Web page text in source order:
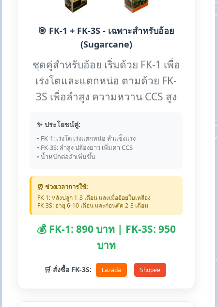
🎯 FK-1 + FK-3S - เฉพาะสำหรับอ้อย
(Sugarcane)
ชุดคู่สำหรับอ้อย เริ่มด้วย FK-1 เพื่อ
เร่งโตและแตกหน่อ ตามด้วย FK-
3S เพื่อลำสูง ความหวาน CCS สูง
✨ ประโยชน์คู่:
• FK-1: เร่งโต เร่งแตกหน่อ ลำแข็งแรง
• FK-3S: ลำสูง ปล้องยาว เพิ่มค่า CCS
• น้ำหนักต่อลำเพิ่มขึ้น
⏰ ช่วงเวลาการใช้:
FK-1: หลังปลูก 1-3 เดือน และเมื่ออ้อยใบเหลือง
FK-3S: อายุ 6-10 เดือน และก่อนตัด 2-3 เดือน
💰 FK-1: 890 บาท | FK-3S: 950
บาท
🛒 สั่งซื้อ FK-3S: Lazada Shopee